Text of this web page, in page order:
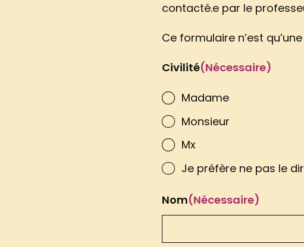
contacté.e par le
Ce formulaire n’est
Civilité(Nécessaire)
Madame
Monsieur
Mx
Je préfère ne pas le
Nom(Nécessaire)